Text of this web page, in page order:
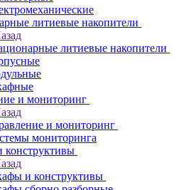
литиевые накопители
литиевые накопители
и мониторинг
и мониторинг
мониторинга
и конструктивы